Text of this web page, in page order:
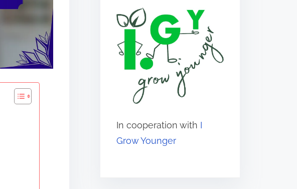
In cooperation with I
Grow Younger